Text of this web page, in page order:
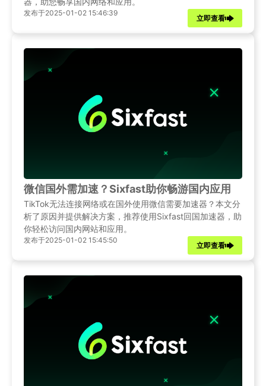
发布于2025-01-02 15:46:39
立即查看
微信国外需加速？Sixfast助你畅游国内应用
TikTok无法连接网络或在国外使用微信需要加速器？本文分
析了原因并提供解决方案，推荐使用Sixfast回国加速器，助
你轻松访问国内网站和应用。
发布于2025-01-02 15:45:50
立即查看